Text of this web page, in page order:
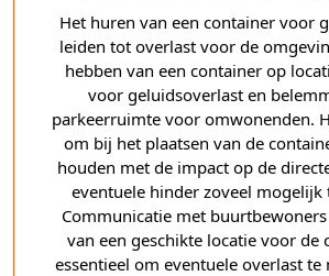
Het huren van een container voor
leiden tot overlast voor de
hebben van een container op
voor geluidsoverlast en
parkeerruimte voor omwonenden.
om bij het plaatsen van de
houden met de impact op de
eventuele hinder zoveel mogelijk
Communicatie met
van een geschikte locatie voor de
essentieel om eventuele overlast